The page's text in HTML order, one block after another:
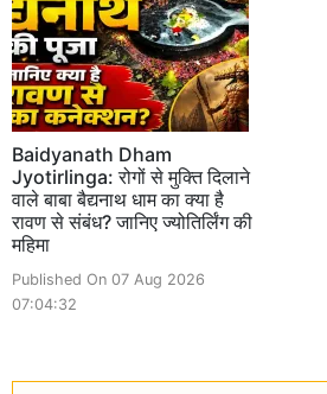
Baidyanath Dham
Jyotirlinga: रोगों से मुक्ति दिलाने
वाले बाबा बैद्यनाथ धाम का क्या है
रावण से संबंध? जानिए ज्योतिर्लिंग की
महिमा
Published On 07 Aug 2026
07:04:32